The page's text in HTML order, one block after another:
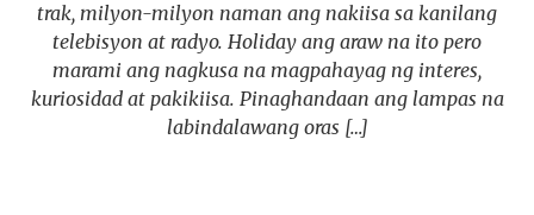
trak, milyon-milyon naman ang nakiisa sa kanilang
telebisyon at radyo. Holiday ang araw na ito pero
marami ang nagkusa na magpahayag ng interes,
kuriosidad at pakikiisa. Pinaghandaan ang lampas na
labindalawang oras […]